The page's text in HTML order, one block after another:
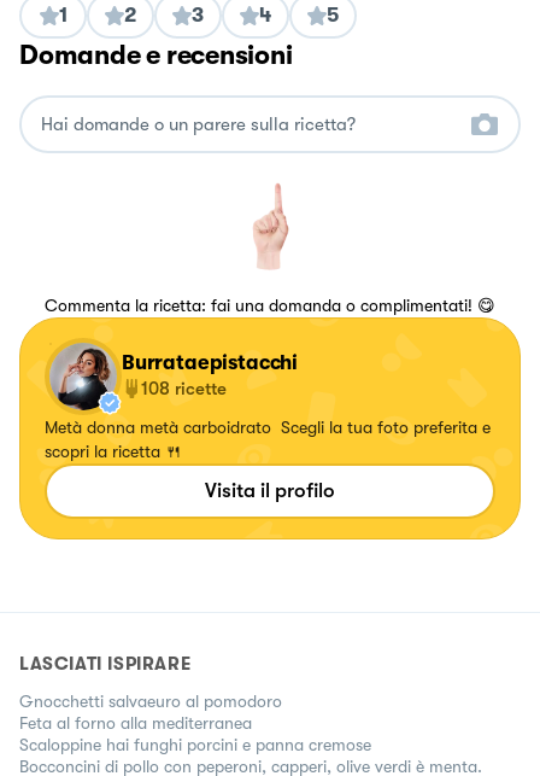
1 2 3 4 5
Domande e recensioni
Commenta la ricetta: fai una domanda o complimentati! 😋
Burrataepistacchi
108 ricette
Metà donna metà carboidrato Scegli la tua foto preferita e
scopri la ricetta 🍴
Visita il profilo
LASCIATI ISPIRARE
Gnocchetti salvaeuro al pomodoro
Feta al forno alla mediterranea
Scaloppine hai funghi porcini e panna cremose
Bocconcini di pollo con peperoni, capperi, olive verdi è menta.